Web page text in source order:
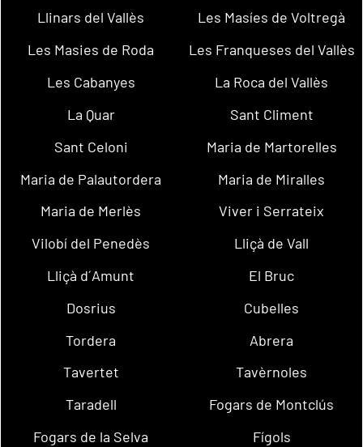
Llinars del Vallès
Les Masíes de Voltregà
Les Masies de Roda
Les Franqueses del Vallès
Les Cabanyes
La Roca del Vallès
La Quar
Sant Climent
Sant Celoni
Maria de Martorelles
Maria de Palautordera
Maria de Miralles
Maria de Merlès
Viver i Serrateix
Vilobí del Penedès
Lliçà de Vall
Lliçà d´Amunt
El Bruc
Dosrius
Cubelles
Tordera
Abrera
Tavertet
Tavèrnoles
Taradell
Fogars de Montclús
Fogars de la Selva
Fígols